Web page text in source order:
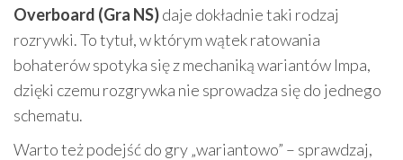
Overboard (Gra NS)daje dokładnie taki rodzaj
rozrywki. To tytuł, w którym wątek ratowania
bohaterów spotyka się z mechaniką wariantów Impa,
dzięki czemu rozgrywka nie sprowadza się do jednego
schematu.
Warto też podejść do gry „wariantowo” – sprawdzaj,